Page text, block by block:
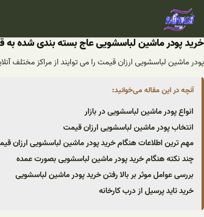
رفتن
خرید پودر ماشین لباسشویی عاج بسته بندی شده به
پودر ماشین لباسشویی ارزان قیمت را می توایند از مراکز مختلف
آنچه در این مقاله می‌خوانید:
انواع پودر ماشین لباسشویی در بازار
انتخاب پودر ماشین لباسشویی ارزان قیمت
مهم ترین اطلاعات هنگام خرید پودر ماشین لباسشویی ارزان
چند نکته هنگام خرید پودر ماشین لباسشویی بصورت عمده
بررسی عوامل موثر بر بالا رفتن خرید پودر ماشین لباسشویی
خرید تاید پرسیل از درب کارخانه